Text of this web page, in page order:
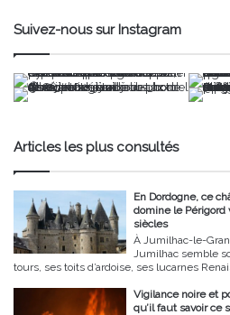
Suivez-nous sur Instagram
Articles les plus consultés
En Dordogne, ce
domine le
siècles
À Jumilhac-le-
Jumilhac semble
tours, ses toits d’ardoise, ses lucarnes
Vigilance noire et
qu’il faut savoir ce